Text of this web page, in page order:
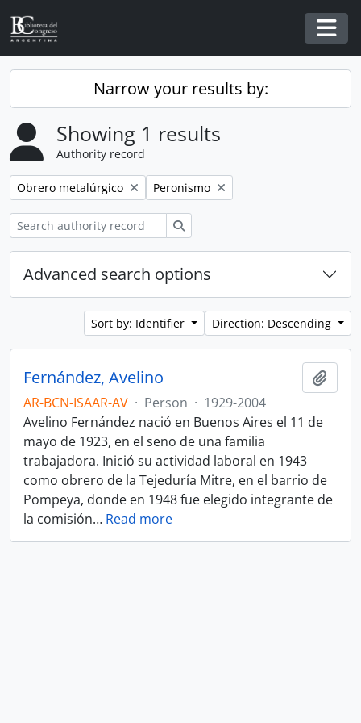
Skip to main content
Narrow your results by:
Showing 1 results
Authority record
Remove filter:
Obrero metalúrgico Remove filter:
Peronismo
Advanced search options
Sort by: Identifier Direction: Descending
Fernández, Avelino
AR-BCN-ISAAR-AV · Person · 1929-2004
Avelino Fernández nació en Buenos Aires el 11 de
mayo de 1923, en el seno de una familia
trabajadora. Inició su actividad laboral en 1943
como obrero de la Tejeduría Mitre, en el barrio de
Pompeya, donde en 1948 fue elegido integrante de
la comisión… Read more